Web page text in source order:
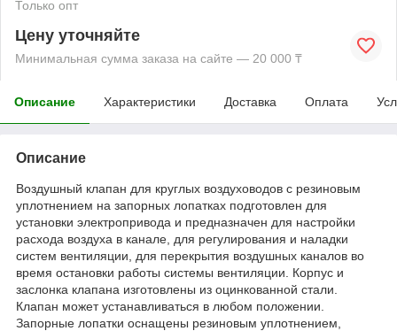
Только опт
Цену уточняйте
Минимальная сумма заказа на сайте — 20 000 ₸
Описание Характеристики Доставка Оплата
Описание
Воздушный клапан для круглых воздуховодов с резиновым
уплотнением на запорных лопатках подготовлен для
установки электропривода и предназначен для настройки
расхода воздуха в канале, для регулирования и наладки
систем вентиляции, для перекрытия воздушных каналов во
время остановки работы системы вентиляции. Корпус и
заслонка клапана изготовлены из оцинкованной стали.
Клапан может устанавливаться в любом положении.
Запорные лопатки оснащены резиновым уплотнением,